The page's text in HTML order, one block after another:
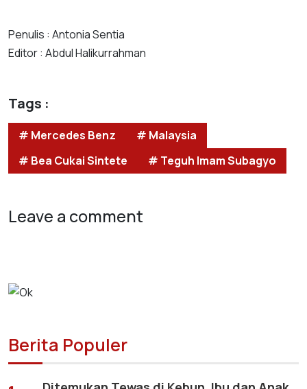
Penulis : Antonia Sentia
Editor : Abdul Halikurrahman
Tags :
# Mercedes Benz
# Malaysia
# Bea Cukai Sintete
# Teguh Imam Subagyo
Leave a comment
Berita Populer